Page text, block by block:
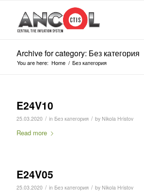
Archive for category: Без категория
You are here: Home / Без категория
E24V10
25.03.2020 / in Без категория / by Nikola Hristov
Read more
E24V05
25.03.2020 / in Без категория / by Nikola Hristov